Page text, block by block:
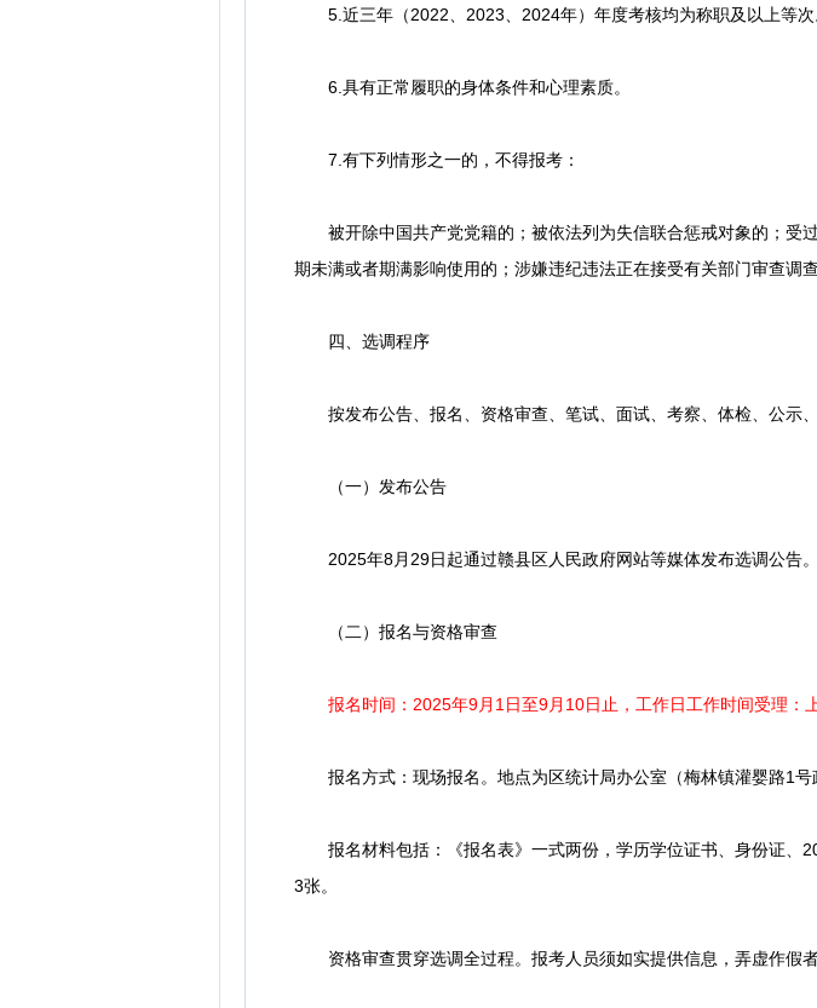
5.近三年（2022、2023、2024年）年度考核均为称职及以上等次
6.具有正常履职的身体条件和心理素质。
7.有下列情形之一的，不得报考：
被开除中国共产党党籍的；被依法列为失信联合惩戒对象的；受
期未满或者期满影响使用的；涉嫌违纪违法正在接受有关部门审查调
四、选调程序
按发布公告、报名、资格审查、笔试、面试、考察、体检、公示、
（一）发布公告
2025年8月29日起通过赣县区人民政府网站等媒体发布选调公告。
（二）报名与资格审查
报名时间：2025年9月1日至9月10日止，工作日工作时间受理：
报名方式：现场报名。地点为区统计局办公室（梅林镇灌婴路1号
报名材料包括：《报名表》一式两份，学历学位证书、身份证、
3张。
资格审查贯穿选调全过程。报考人员须如实提供信息，弄虚作假者